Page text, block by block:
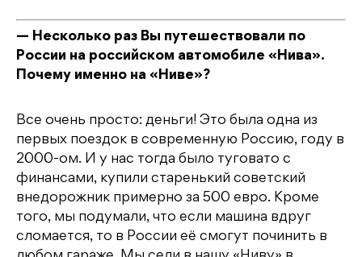
— Несколько раз Вы путешествовали по
России на российском автомобиле «Нива».
Почему именно на «Ниве»?
Все очень просто: деньги! Это была одна из
первых поездок в современную Россию, году в
2000-ом. И у нас тогда было туговато с
финансами, купили старенький советский
внедорожник примерно за 500 евро. Кроме
того, мы подумали, что если машина вдруг
сломается, то в России её смогут починить в